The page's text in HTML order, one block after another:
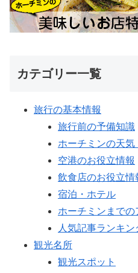
カテゴリー一覧
旅行の基本情報
旅行前の予備知識
ホーチミンの天気
空港のお役立情報
飲食店のお役立情
宿泊・ホテル
ホーチミンまでの
人気記事ランキン
観光名所
観光スポット